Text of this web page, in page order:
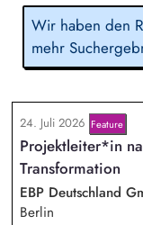
Wir haben den
mehr
24. Juli 2026 Feature
Projektleiter*in
Transformation
EBP Deutschland
Berlin